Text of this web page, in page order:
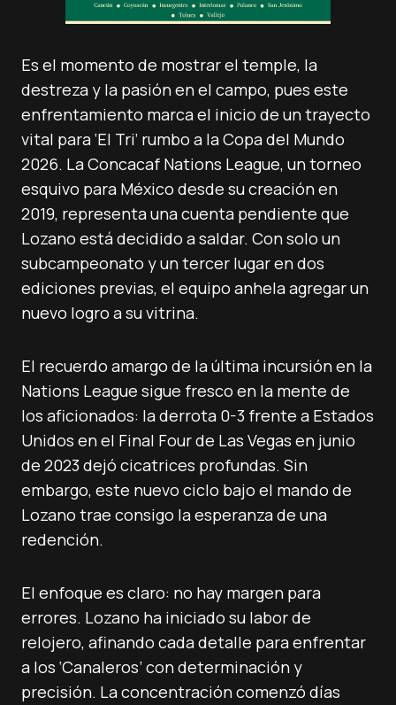
Es el momento de mostrar el temple, la
destreza y la pasión en el campo, pues este
enfrentamiento marca el inicio de un trayecto
vital para ‘El Tri’ rumbo a la Copa del Mundo
2026. La Concacaf Nations League, un torneo
esquivo para México desde su creación en
2019, representa una cuenta pendiente que
Lozano está decidido a saldar. Con solo un
subcampeonato y un tercer lugar en dos
ediciones previas, el equipo anhela agregar un
nuevo logro a su vitrina.
El recuerdo amargo de la última incursión en la
Nations League sigue fresco en la mente de
los aficionados: la derrota 0-3 frente a Estados
Unidos en el Final Four de Las Vegas en junio
de 2023 dejó cicatrices profundas. Sin
embargo, este nuevo ciclo bajo el mando de
Lozano trae consigo la esperanza de una
redención.
El enfoque es claro: no hay margen para
errores. Lozano ha iniciado su labor de
relojero, afinando cada detalle para enfrentar
a los ‘Canaleros’ con determinación y
precisión. La concentración comenzó días